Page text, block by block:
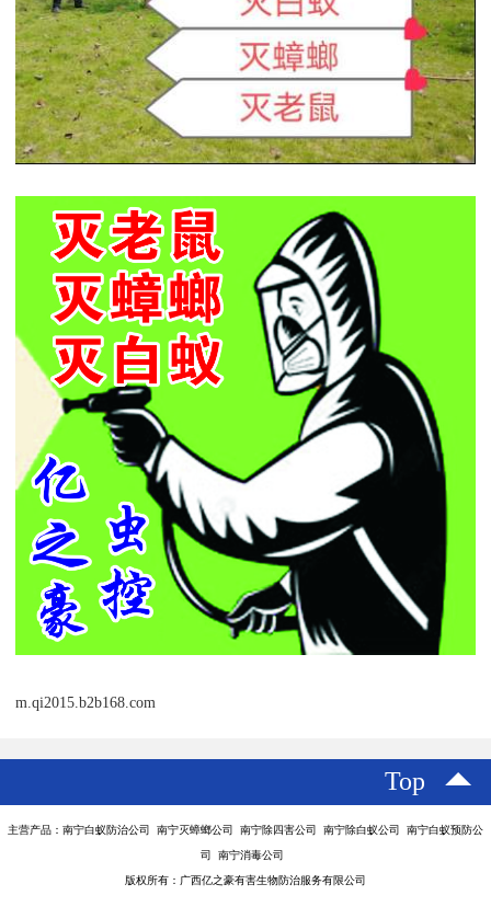
m.qi2015.b2b168.com
Top
主营产品：南宁白蚁防治公司 南宁灭蟑螂公司 南宁除四害公司 南宁除白蚁公司 南宁白蚁预防公
司 南宁消毒公司
版权所有：广西亿之豪有害生物防治服务有限公司